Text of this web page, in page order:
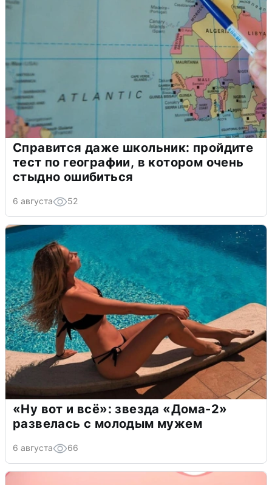
Справится даже школьник: пройдите
тест по географии, в котором очень
стыдно ошибиться
6 августа 52
«Ну вот и всё»: звезда «Дома-2»
развелась с молодым мужем
6 августа 66